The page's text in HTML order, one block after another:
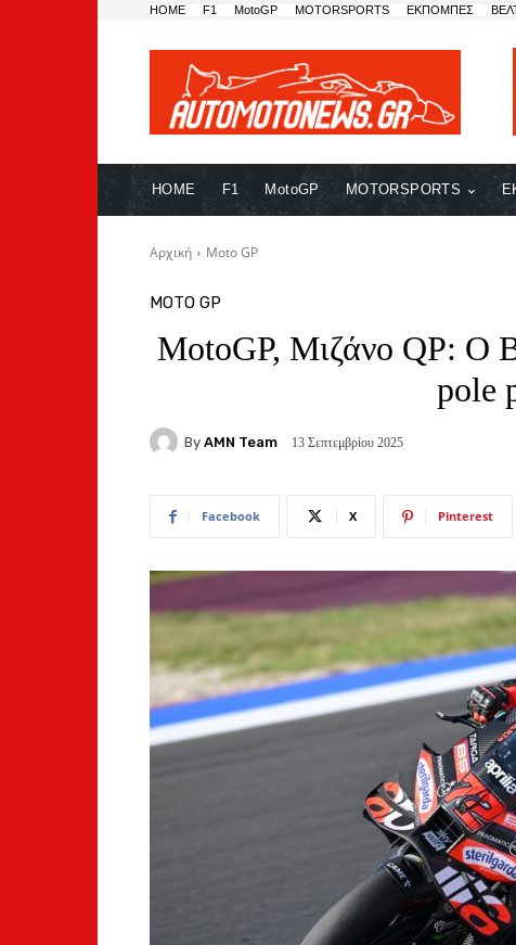
HOME F1 MotoGP MOTORSPORTS ΕΚΠΟΜΠΕΣ
HOME F1 MotoGP MOTORSPORTS
Αρχική Moto GP
MOTO GP
MotoGP, Μιζάνο QP: O
pole
By AMN Team 13 Σεπτεμβρίου 2025
Facebook X Pinterest